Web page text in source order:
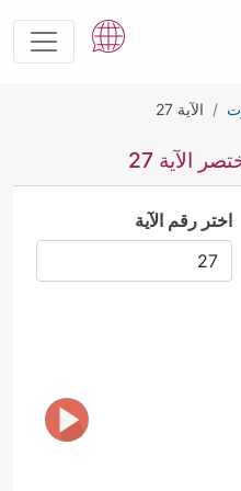
الآية 27
الآية 27
اختر رقم الآية